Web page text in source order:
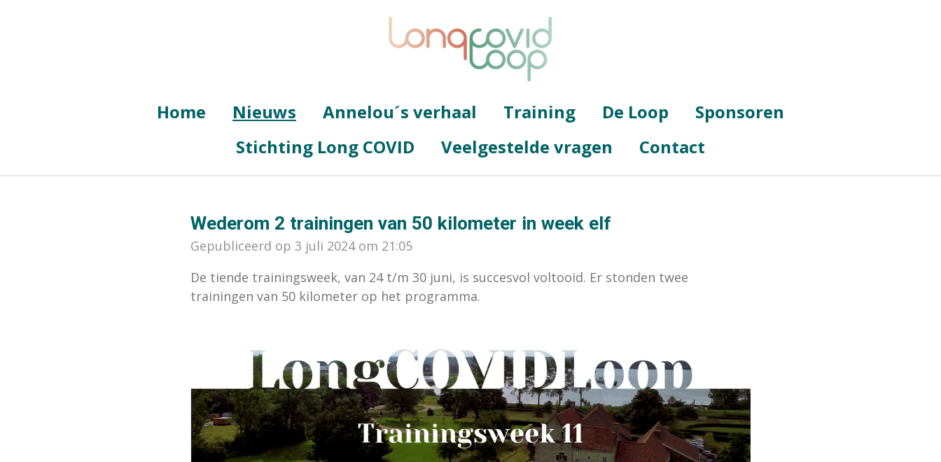
Home Nieuws Annelou´s verhaal Training De Loop
Sponsoren
Stichting Long COVID
Veelgestelde vragen Contact
Wederom 2 trainingen van 50 kilometer in week elf
Gepubliceerd op 3 juli 2024 om 21:05
De tiende trainingsweek, van 24 t/m 30 juni, is succesvol voltooid. Er stonden twee
trainingen van 50 kilometer op het programma.